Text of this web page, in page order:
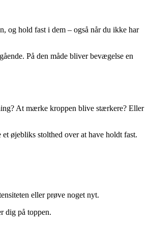
og hold fast i dem – også når du ikke har
På den måde bliver bevægelse en
At mærke kroppen blive stærkere? Eller
øjebliks stolthed over at have holdt fast.
eller prøve noget nyt.
dig på toppen.